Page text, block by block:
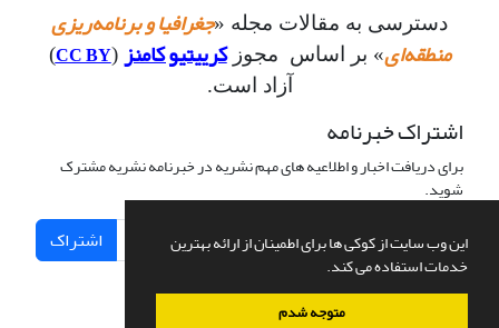
این وب سایت از کوکی ها برای اطمینان از ارائه بهترین
خدمات استفاده می کند.
متوجه شدم
دسترسی به مقالات مجله «جغرافیا و برنامه‌ریزی
منطقه‌ای» بر اساس مجوزکرییتیو کامنز (
CC BY
)
آزاد است.
اشتراک خبرنامه
برای دریافت اخبار و اطلاعیه های مهم نشریه در خبرنامه نشریه مشترک
شوید.
اشتراک